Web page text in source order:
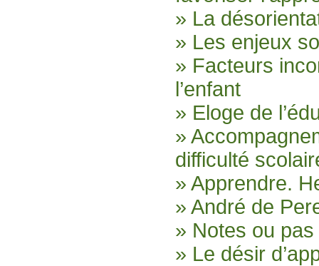
» La
» Les enjeux
» Facteurs
l’enfant
» Eloge de
»
difficulté
» Apprendre.
» André de
» Notes ou
» Le désir